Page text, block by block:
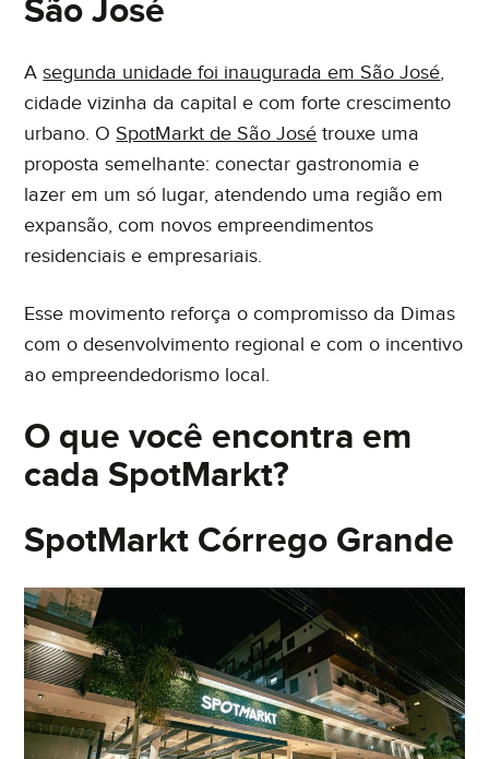
São José
Asegunda unidade foi inaugurada em São José,
cidade vizinha da capital e com forte crescimento
urbano. OSpotMarkt de São José trouxe uma
proposta semelhante: conectar gastronomia e
lazer em um só lugar, atendendo uma região em
expansão, com novos empreendimentos
residenciais e empresariais.
Esse movimento reforça o compromisso da Dimas
com o desenvolvimento regional e com o incentivo
ao empreendedorismo local.
O que você encontra em
cada SpotMarkt?
SpotMarkt Córrego Grande